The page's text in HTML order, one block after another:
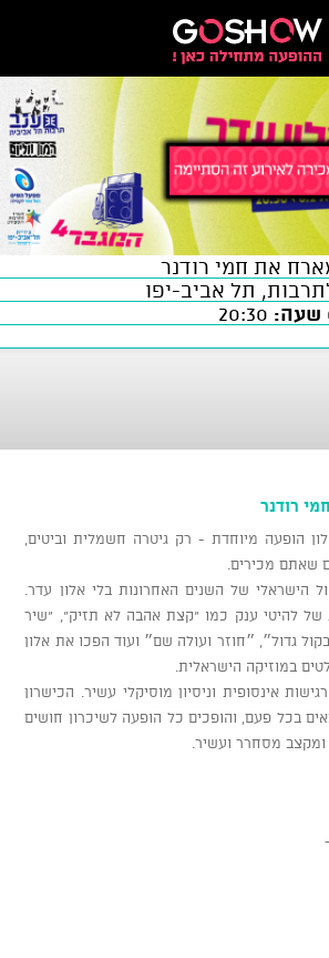
את חמי רודנר
תל אביב-יפו
שעה:
רודנר
הופעה מיוחדת - רק גיטרה חשמלית וביטים,
שאתם מכירים.
הישראלי של השנים האחרונות בלי אלון עדר.
להיטי ענק כמו "קצת אהבה לא תזיק", "שיר
גדול״, ״חוזר ועולה שם״ ועוד הפכו את אלון
במוזיקה הישראלית.
אינסופית וניסיון מוסיקלי עשיר. הכישרון
בכל פעם, והופכים כל הופעה לשיכרון חושים
מסחרר ועשיר.